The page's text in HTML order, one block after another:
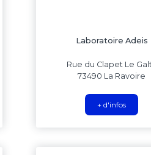
Laboratoire Adeis
Rue du Clapet Le
73490 La Ravoire
+ d'infos